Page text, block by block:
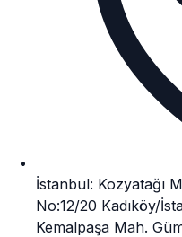
İstanbul: Kozyatağı
No:12/20 Kadıköy/
Kemalpaşa Mah.